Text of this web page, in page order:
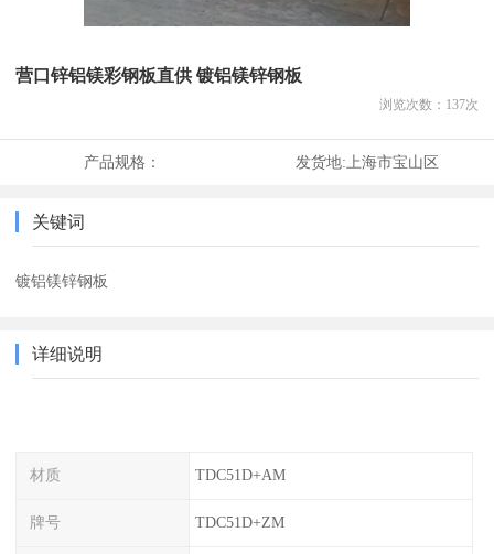
营口锌铝镁彩钢板直供 镀铝镁锌钢板
浏览次数： 137次
产品规格： 发货地: 上海市宝山区
关键词
镀铝镁锌钢板
详细说明
材质 TDC51D+AM
牌号 TDC51D+ZM